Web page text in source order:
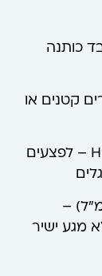
כותנה
קטנים או
2 פלסטרים בצורת פרפר H – לפצעים
פלסטר גדול (150 מ"ל) –
מגע ישיר